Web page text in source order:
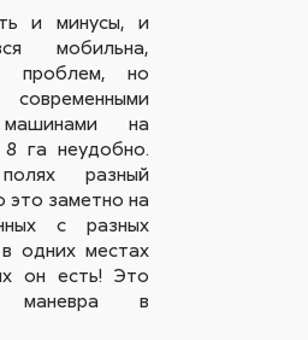
и минусы, и
мобильна,
проблем, но
машинами на
га неудобно.
разный
это заметно на
с разных
одних местах
он есть! Это
маневра в